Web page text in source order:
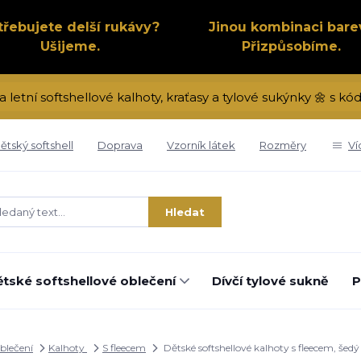
delší rukávy?
Ušijeme.
Jinou kombinaci
Přizpůsobíme.
letní softshellové kalhoty, kraťasy a tylové sukýnky 🌼 s
softshell Doprava Vzorník látek Rozměry
Hledat
softshellové oblečení Dívčí tylové sukně
Kalhoty S fleecem Dětské softshellové kalhoty s fleecem,